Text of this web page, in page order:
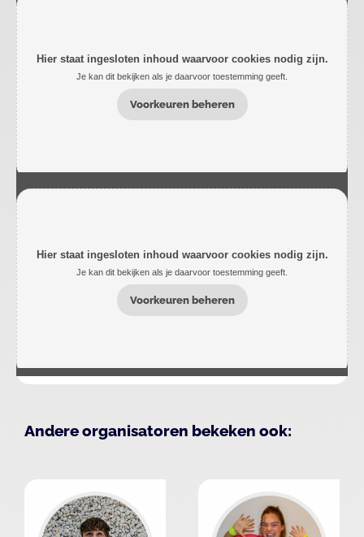
Hier staat ingesloten inhoud waarvoor cookies nodig zijn.
Je kan dit bekijken als je daarvoor toestemming geeft.
Voorkeuren beheren
Hier staat ingesloten inhoud waarvoor cookies nodig zijn.
Je kan dit bekijken als je daarvoor toestemming geeft.
Voorkeuren beheren
Andere organisatoren bekeken ook: